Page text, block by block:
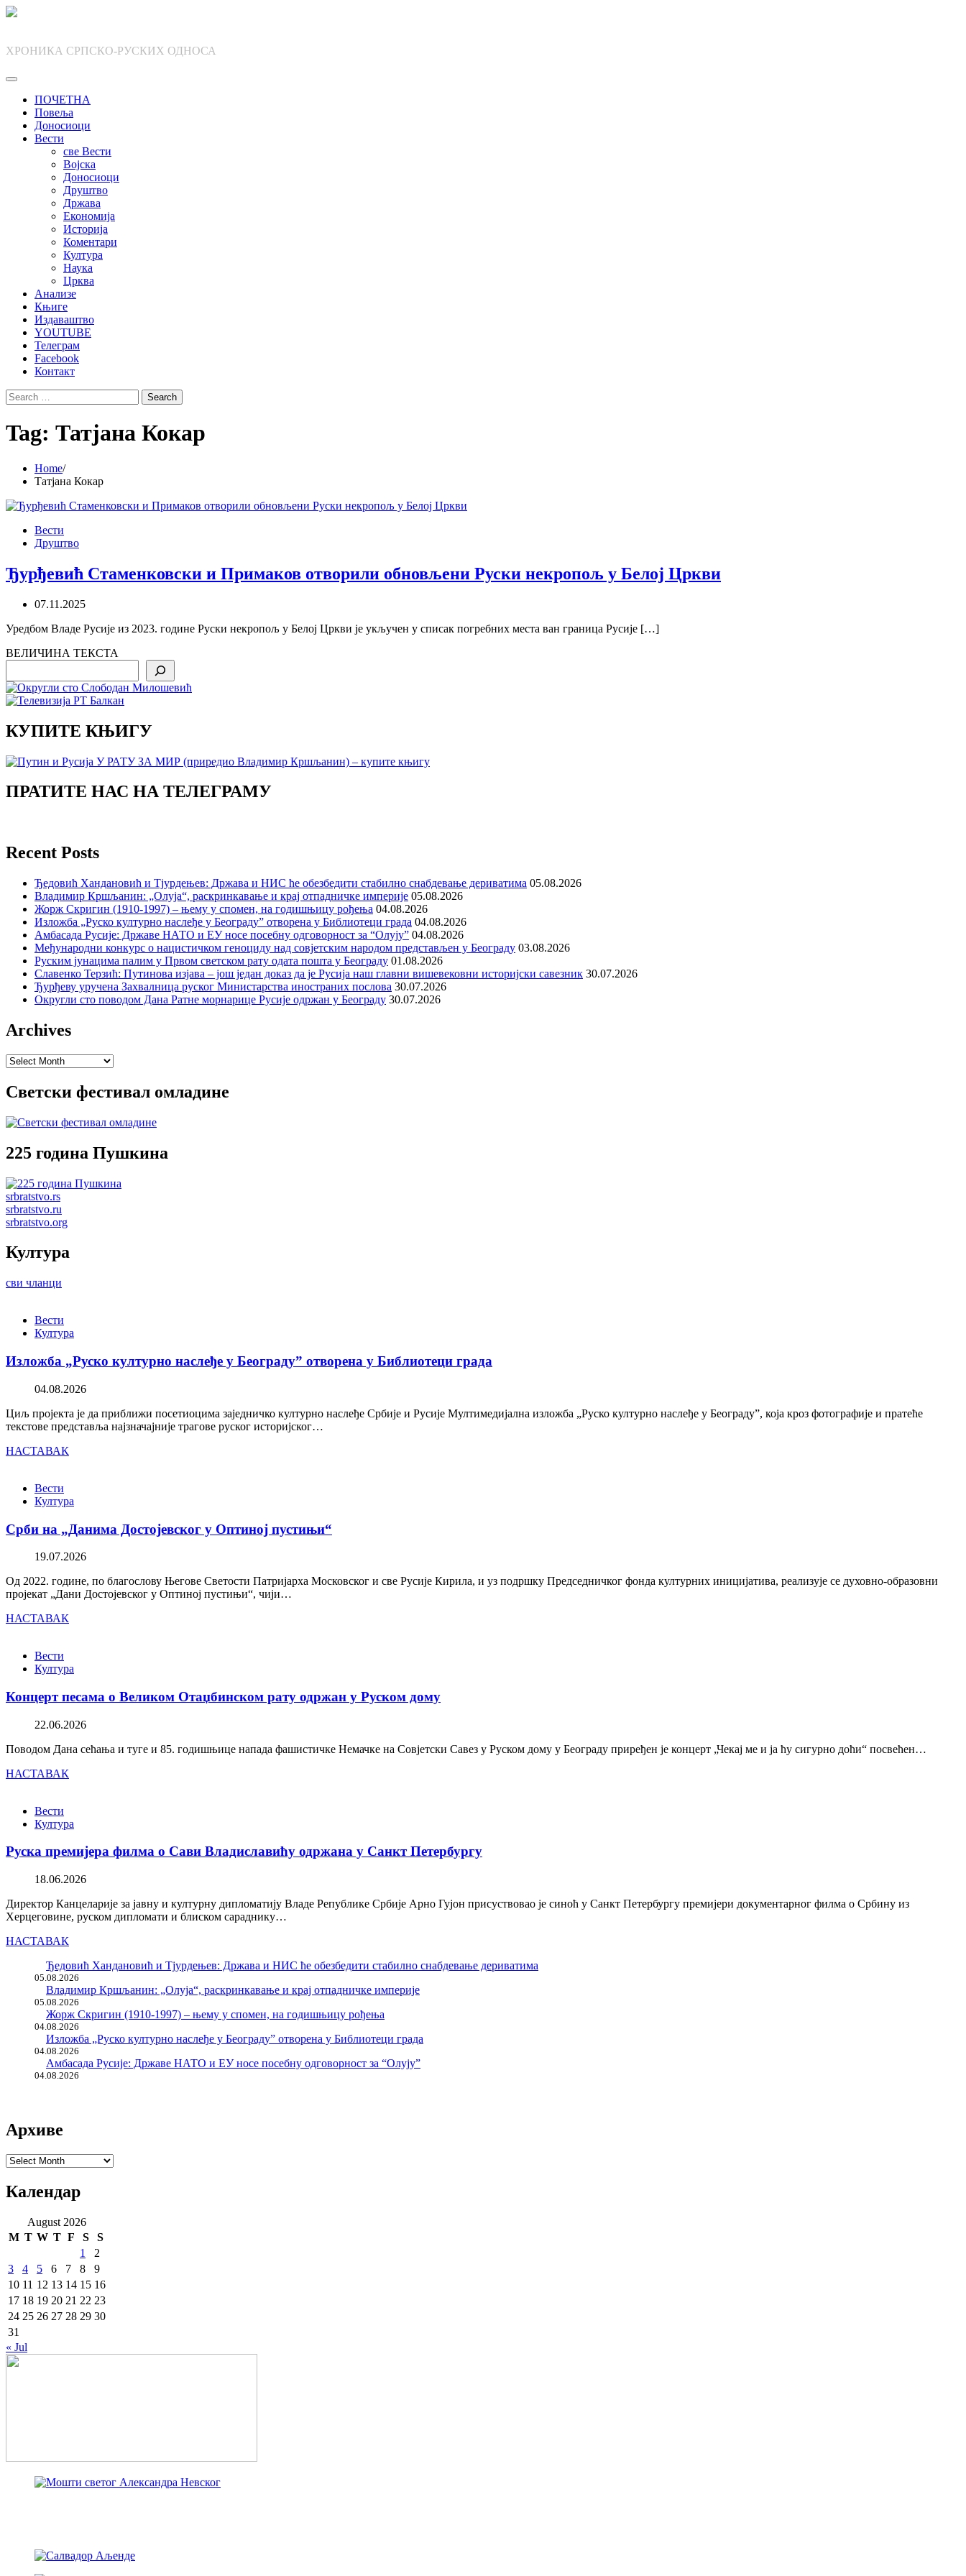
Skip
ХРОНИКА СРПСКО-РУСКИХ ОДНОСА
ПОЧЕТНА
Повеља
Доносиоци
Вести
све Вести
Војска
Доносиоци
Друштво
Држава
Економија
Историја
Коментари
Култура
Наука
Црква
Анализе
Књиге
Издаваштво
YOUTUBE
Телеграм
Facebook
Контакт
Search
for:
Tag: Татјана Кокар
Home
Татјана Кокар
Вести
Друштво
Ђурђевић Стаменковски и Примаков отворили обновљени Руски некропољ у Белој Цркви
07.11.2025
Уредбом Владе Русије из 2023. године Руски некропољ у Белој Цркви је укључен у списак погребних места ван граница Русије […]
ВЕЛИЧИНА ТЕКСТА
КУПИТЕ КЊИГУ
ПРАТИТЕ НАС НА ТЕЛЕГРАМУ
Recent Posts
Ђедовић Хандановић и Тјурдењев: Држава и НИС ће обезбедити стабилно снабдевање дериватима 05.08.2026
Владимир Кршљанин: „Олуја“, раскринкавање и крај отпадничке империје 05.08.2026
Жорж Скригин (1910-1997) – њему у спомен, на годишњицу рођења 04.08.2026
Изложба „Руско културно наслеђе у Београду” отворена у Библиотеци града 04.08.2026
Амбасада Русије: Државе НАТО и ЕУ носе посебну одговорност за “Олују” 04.08.2026
Међународни конкурс о нацистичком геноциду над совјетским народом представљен у Београду 03.08.2026
Руским јунацима палим у Првом светском рату одата пошта у Београду 01.08.2026
Славенко Терзић: Путинова изјава – још један доказ да је Русија наш главни вишевековни историјски савезник 30.07.2026
Ђурђеву уручена Захвалница руског Министарства иностраних послова 30.07.2026
Округли сто поводом Дана Ратне морнарице Русије одржан у Београду 30.07.2026
Archives
Archives
Светски фестивал омладине
225 година Пушкина
srbratstvo.rs
srbratstvo.ru
srbratstvo.org
Култура
сви чланци
Вести
Култура
Изложба „Руско културно наслеђе у Београду” отворена у Библиотеци града
04.08.2026
Циљ пројекта је да приближи посетиоцима заједничко културно наслеђе Србије и Русије Мултимедијална изложба „Руско културно наслеђе у Београду”, која кроз фотографије и пратеће
текстове представља најзначајније трагове руског историјског…
НАСТАВАК
Вести
Култура
Срби на „Данима Достојевског у Оптиној пустињи“
19.07.2026
Од 2022. године, по благослову Његове Светости Патријарха Московског и све Русије Кирила, и уз подршку Председничког фонда културних иницијатива, реализује се духовно-образовни
пројекат „Дани Достојевског у Оптиној пустињи“, чији…
НАСТАВАК
Вести
Култура
Концерт песама о Великом Отаџбинском рату одржан у Руском дому
22.06.2026
Поводом Дана сећања и туге и 85. годишњице напада фашистичке Немачке на Совјетски Савез у Руском дому у Београду приређен је концерт „Чекај ме и ја ћу сигурно доћи“ посвећен…
НАСТАВАК
Вести
Култура
Руска премијера филма о Сави Владиславићу одржана у Санкт Петербургу
18.06.2026
Директор Канцеларије за јавну и културну дипломатију Владе Републике Србије Арно Гујон присуствовао је синоћ у Санкт Петербургу премијери документарног филма о Србину из
Херцеговине, руском дипломати и блиском сараднику…
НАСТАВАК
Ђедовић Хандановић и Тјурдењев: Држава и НИС ће обезбедити стабилно снабдевање дериватима
05.08.2026
Владимир Кршљанин: „Олуја“, раскринкавање и крај отпадничке империје
05.08.2026
Жорж Скригин (1910-1997) – њему у спомен, на годишњицу рођења
04.08.2026
Изложба „Руско културно наслеђе у Београду” отворена у Библиотеци града
04.08.2026
Амбасада Русије: Државе НАТО и ЕУ носе посебну одговорност за “Олују”
04.08.2026
Архиве
Архиве
Календар
August 2026
M T W T F S
S
1
2
3
4 5 6 7 8
9
10 11 12 13 14 15 16
17 18 19 20 21 22 23
24 25 26 27 28 29 30
31
« Jul